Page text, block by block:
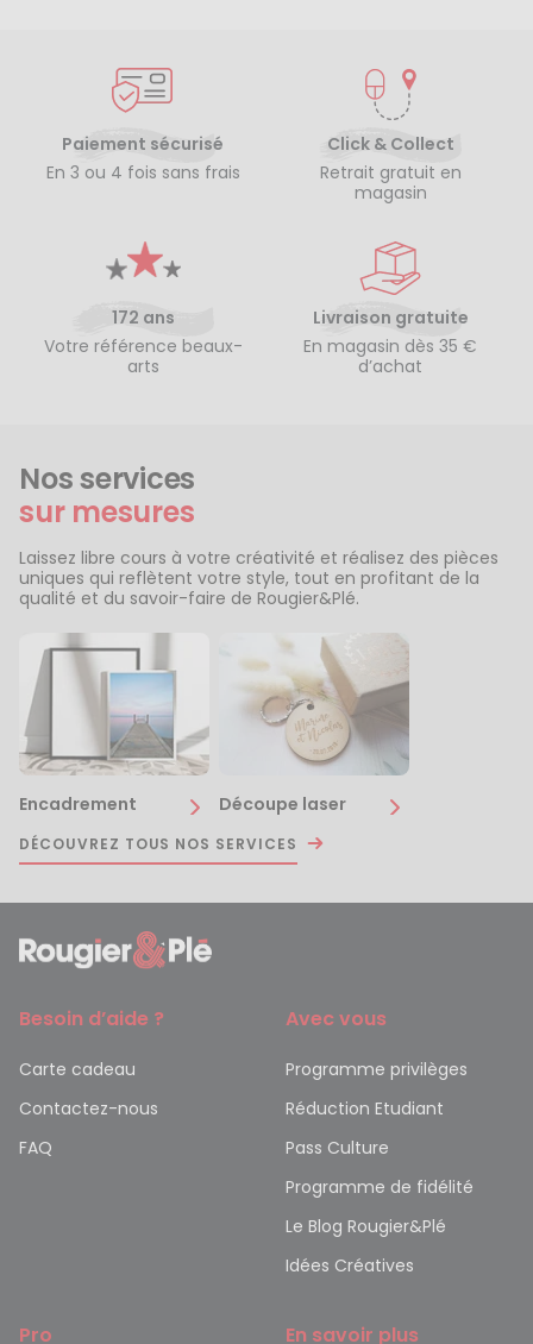
Paiement sécurisé
En 3 ou 4 fois sans frais
Click & Collect
Retrait gratuit en
magasin
172 ans
Votre référence beaux-
arts
Livraison gratuite
En magasin dès 35 €
d’achat
Nos services
sur mesures
Laissez libre cours à votre créativité et réalisez des pièces
uniques qui reflètent votre style, tout en profitant de la
qualité et du savoir-faire de Rougier&Plé.
Encadrement Découpe laser
DÉCOUVREZ TOUS NOS SERVICES
Besoin d’aide ?
Carte cadeau
Contactez-nous
FAQ
Avec vous
Programme privilèges
Réduction Etudiant
Pass Culture
Programme de fidélité
Le Blog Rougier&Plé
Idées Créatives
Pro En savoir plus